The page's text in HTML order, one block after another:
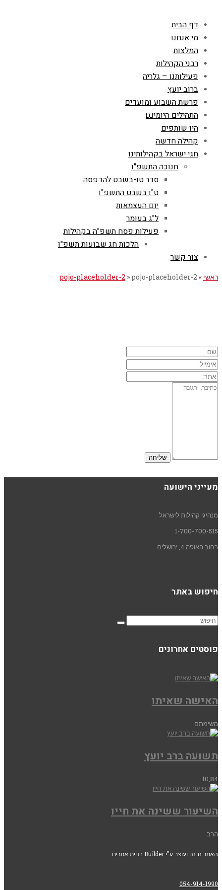
דף הבית
מי אנחנו
המלצות
רבני הקהילות
פעילותנו – גלריה
ברוב יועץ
פרשת השבוע ומועדים
התהילים היומי📖
היו שותפים
קהילה חדשה
חגי ישראל בקהילותינו
חנוכה התשפ"ו
סדר טו-בשבט להדפסה
ט"ו בשבט התשפ"ו
יום העצמאות
ל"ג בעומר
פעילות פסח תשפ"ה בקהילות
הלכות חג שבועות תשפ"ו
צור קשר
ראשי »
pojo-placeholder-2 » pojo-placeholder-2
מעייני הישועה
מנהיגי קהילות לישראל
1-700-700-515
רחוב האופה 4, ירושלים
חיפוש באתר
פוסטים אחרונים
האישה שאיתו
משימתם
תשועה ברב יועץ
10,84
השיעור ששינה את חייו
הרב
האתר נבנה ועוצב ע"י Builder בניית אתרים
054-914-1990